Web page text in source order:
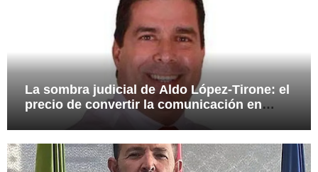
La sombra judicial de Aldo López-Tirone: el
precio de convertir la comunicación en